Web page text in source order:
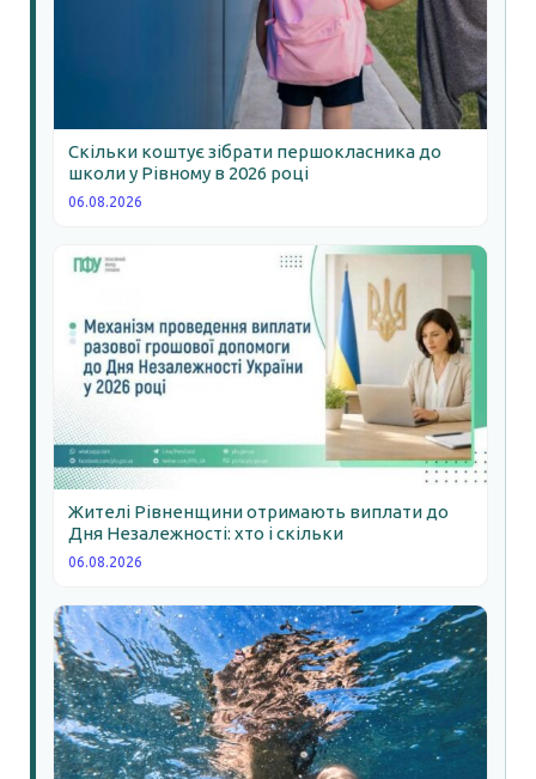
Скільки коштує зібрати першокласника до
школи у Рівному в 2026 році
06.08.2026
Жителі Рівненщини отримають виплати до
Дня Незалежності: хто і скільки
06.08.2026